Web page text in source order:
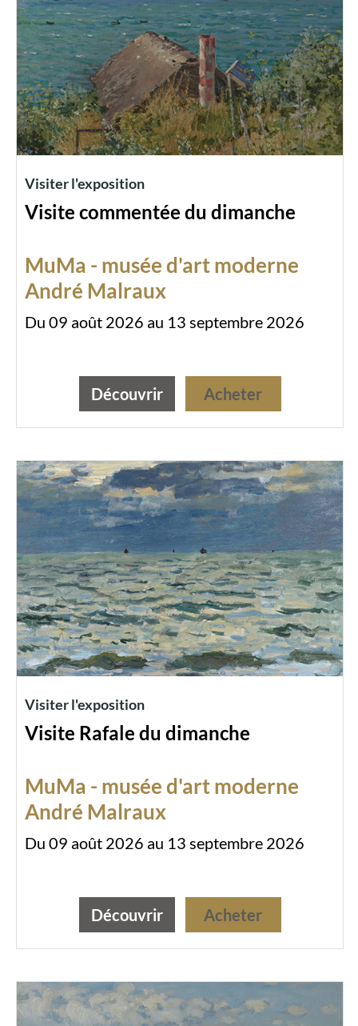
Visiter l'exposition
Visite commentée du dimanche
MuMa - musée d'art moderne
André Malraux
Du 09 août 2026 au 13 septembre 2026
Découvrir Acheter
Visiter l'exposition
Visite Rafale du dimanche
MuMa - musée d'art moderne
André Malraux
Du 09 août 2026 au 13 septembre 2026
Découvrir Acheter